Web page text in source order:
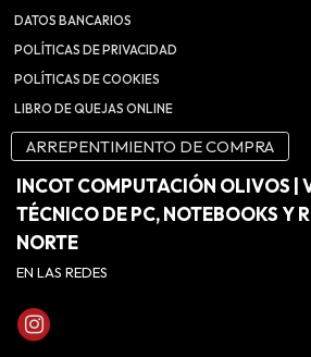
DATOS BANCARIOS
POLÍTICAS DE PRIVACIDAD
POLÍTICAS DE COOKIES
LIBRO DE QUEJAS ONLINE
ARREPENTIMIENTO DE COMPRA
INCOT COMPUTACIÓN OLIVOS |
TÉCNICO DE PC, NOTEBOOKS Y
NORTE
EN LAS REDES